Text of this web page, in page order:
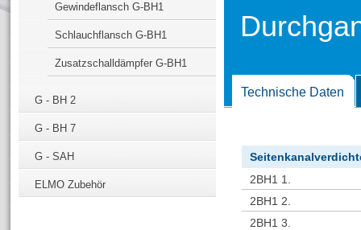
Gewindeflansch G-BH1
Schlauchflansch G-BH1
Zusatzschalldämpfer G-BH1
G - BH 2
G - BH 7
G - SAH
ELMO Zubehör
Technische Daten
2BH1 1.
2BH1 2.
2BH1 3.